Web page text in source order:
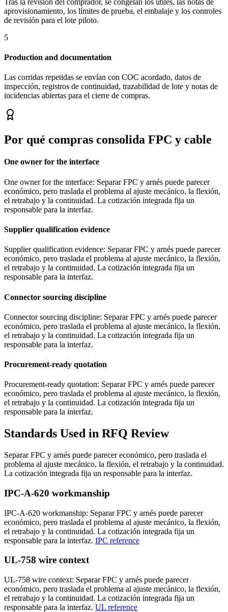
aprovisionamiento, los límites de prueba, el embalaje y los controles
de revisión para el lote piloto.
5
Production and documentation
Las corridas repetidas se envían con COC acordado, datos de
inspección, registros de continuidad, trazabilidad de lote y notas de
incidencias abiertas para el cierre de compras.
Por qué compras consolida FPC y cable
One owner for the interface
One owner for the interface: Separar FPC y arnés puede parecer
económico, pero traslada el problema al ajuste mecánico, la flexión,
el retrabajo y la continuidad. La cotización integrada fija un
responsable para la interfaz.
Supplier qualification evidence
Supplier qualification evidence: Separar FPC y arnés puede parecer
económico, pero traslada el problema al ajuste mecánico, la flexión,
el retrabajo y la continuidad. La cotización integrada fija un
responsable para la interfaz.
Connector sourcing discipline
Connector sourcing discipline: Separar FPC y arnés puede parecer
económico, pero traslada el problema al ajuste mecánico, la flexión,
el retrabajo y la continuidad. La cotización integrada fija un
responsable para la interfaz.
Procurement-ready quotation
Procurement-ready quotation: Separar FPC y arnés puede parecer
económico, pero traslada el problema al ajuste mecánico, la flexión,
el retrabajo y la continuidad. La cotización integrada fija un
responsable para la interfaz.
Standards Used in RFQ Review
Separar FPC y arnés puede parecer económico, pero traslada el
problema al ajuste mecánico, la flexión, el retrabajo y la continuidad.
La cotización integrada fija un responsable para la interfaz.
IPC-A-620 workmanship
IPC-A-620 workmanship: Separar FPC y arnés puede parecer
económico, pero traslada el problema al ajuste mecánico, la flexión,
el retrabajo y la continuidad. La cotización integrada fija un
responsable para la interfaz. IPC reference
UL-758 wire context
UL-758 wire context: Separar FPC y arnés puede parecer
económico, pero traslada el problema al ajuste mecánico, la flexión,
el retrabajo y la continuidad. La cotización integrada fija un
responsable para la interfaz. UL reference